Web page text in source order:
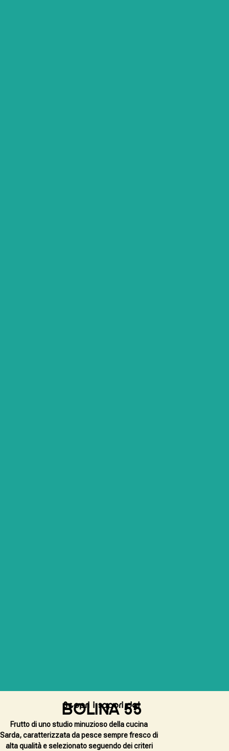
Scopri i sapori del
BOLINA 55
Frutto di uno studio minuzioso della cucina
Sarda, caratterizzata da pesce sempre fresco di
alta qualità e selezionato seguendo dei criteri